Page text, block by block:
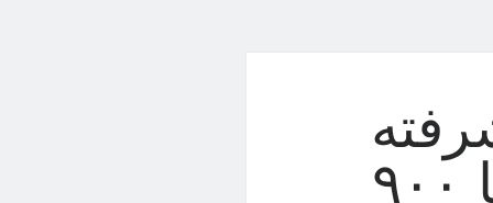
پیشرفته
سامسونگ در آمریکا ۹۰۰